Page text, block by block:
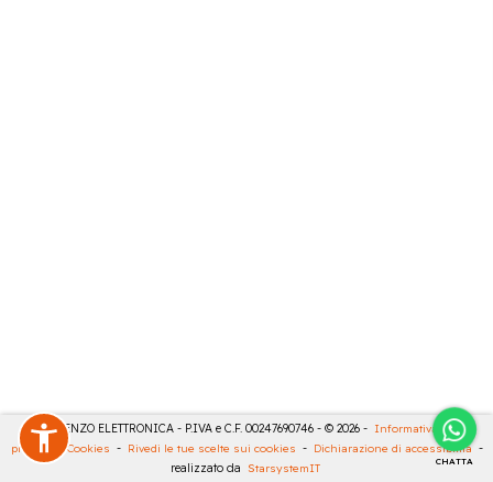
CHATTA
DE LORENZO ELETTRONICA - P.IVA e C.F. 00247690746 - © 2026 - Informativa sulla
privacy
Cookies - Rivedi le tue scelte sui cookies - Dichiarazione di accessibilità -
realizzato da StarsystemIT